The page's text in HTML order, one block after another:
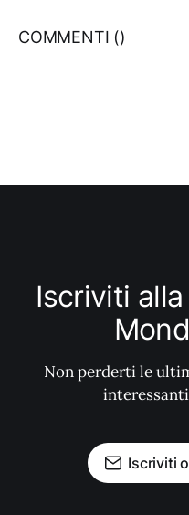
COMMENTI ()
Iscriviti
Non perderti le
Iscriviti